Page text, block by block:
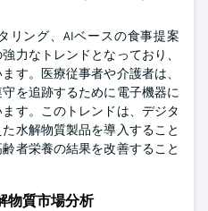
リング、AIベースの食事提案
力なトレンドとなっており、
す。医療従事者や介護者は、
を追跡するために電子機器に
す。このトレンドは、デジタ
水解物質製品を導入すること
者栄養の結果を改善すること
物質市場分析